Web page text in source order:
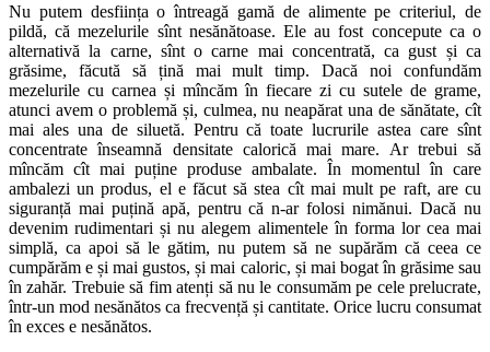
Nu putem desființa o întreagă gamă de alimente pe criteriul, de
pildă, că mezelurile sînt nesănătoase. Ele au fost concepute ca o
alternativă la carne, sînt o carne mai concentrată, ca gust și ca
grăsime, făcută să țină mai mult timp. Dacă noi confundăm
mezelurile cu carnea și mîncăm în fiecare zi cu sutele de grame,
atunci avem o problemă și, culmea, nu neapărat una de sănătate, cît
mai ales una de siluetă. Pentru că toate lucrurile astea care sînt
concentrate înseamnă densitate calorică mai mare. Ar trebui să
mîncăm cît mai puține produse ambalate. În momentul în care
ambalezi un produs, el e făcut să stea cît mai mult pe raft, are cu
siguranță mai puțină apă, pentru că n-ar folosi nimănui. Dacă nu
devenim rudimentari și nu alegem alimentele în forma lor cea mai
simplă, ca apoi să le gătim, nu putem să ne supărăm că ceea ce
cumpărăm e și mai gustos, și mai caloric, și mai bogat în grăsime sau
în zahăr. Trebuie să fim atenți să nu le consumăm pe cele prelucrate,
într-un mod nesănătos ca frecvență și cantitate. Orice lucru consumat
în exces e nesănătos.